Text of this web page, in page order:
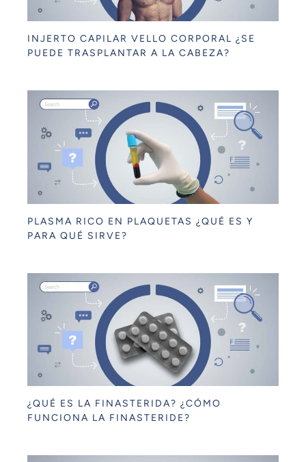
INJERTO CAPILAR VELLO CORPORAL ¿SE
PUEDE TRASPLANTAR A LA CABEZA?
PLASMA RICO EN PLAQUETAS ¿QUÉ ES Y
PARA QUÉ SIRVE?
¿QUÉ ES LA FINASTERIDA? ¿CÓMO
FUNCIONA LA FINASTERIDE?